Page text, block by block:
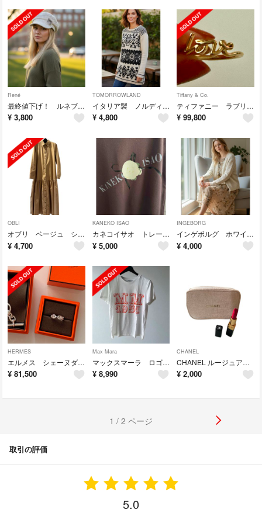
René
最終値下げ！ ルネブローチ付き ホワイト ツイード キャスケット 58cm
¥ 3,800
TOMORROWLAND
イタリア製 ノルディック柄 ウールニット
¥ 4,800
Tiffany & Co.
ティファニー ラブリング イエローゴールド 11号
¥ 99,800
OBLI
オブリ ベージュ シャツワンピース
¥ 4,700
KANEKO ISAO
カネコイサオ トレーナー生地 チュニックベスト
¥ 5,000
INGEBORG
インゲボルグ ホワイト ケーブル編みニットジャケット
¥ 4,000
HERMES
エルメス シェーヌダンクル アンシェネ シルバーリング 53
¥ 81,500
Max Mara
マックスマーラ ロゴ Tシャツ オレンジ
¥ 8,990
CHANEL
CHANEL ルージュアレーベル 482番
¥ 2,000
1 / 2 ページ
取引の評価
5.0